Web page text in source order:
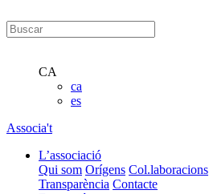
CA
ca
es
Associa't
L’associació
Qui som Orígens Col.laboracions
Transparència Contacte